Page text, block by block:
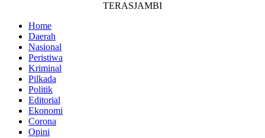
TERASJAMBI
Home
Daerah
Nasional
Peristiwa
Kriminal
Pilkada
Politik
Editorial
Ekonomi
Corona
Opini